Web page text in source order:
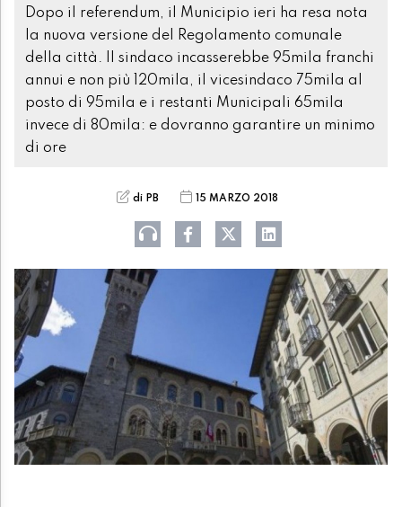
Dopo il referendum, il Municipio ieri ha resa nota
la nuova versione del Regolamento comunale
della città. Il sindaco incasserebbe 95mila franchi
annui e non più 120mila, il vicesindaco 75mila al
posto di 95mila e i restanti Municipali 65mila
invece di 80mila: e dovranno garantire un minimo
di ore
di PB 15 MARZO 2018